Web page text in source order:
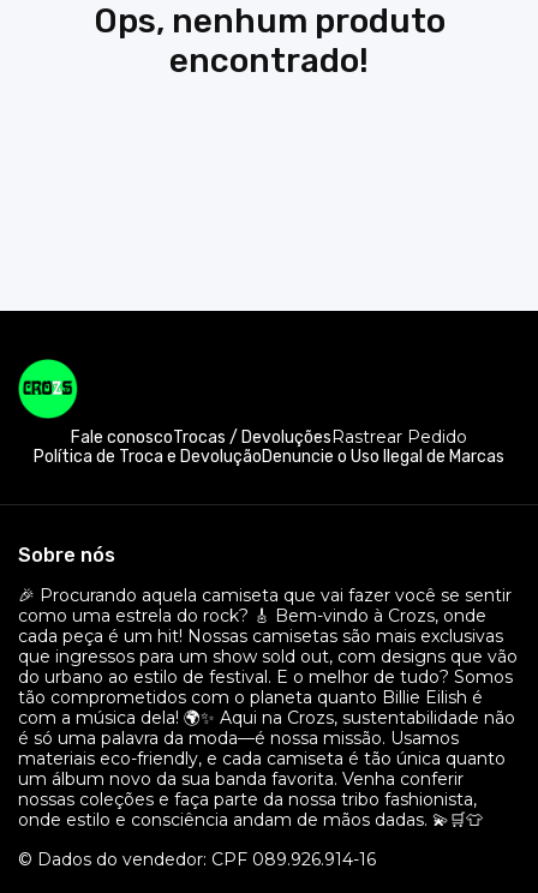
Ops, nenhum produto
encontrado!
Fale conoscoTrocas / DevoluçõesRastrear Pedido
Política de Troca e DevoluçãoDenuncie o Uso Ilegal de Marcas
Sobre nós
🎉 Procurando aquela camiseta que vai fazer você se sentir
como uma estrela do rock? 🎸 Bem-vindo à Crozs, onde
cada peça é um hit! Nossas camisetas são mais exclusivas
que ingressos para um show sold out, com designs que vão
do urbano ao estilo de festival. E o melhor de tudo? Somos
tão comprometidos com o planeta quanto Billie Eilish é
com a música dela! 🌍✨ Aqui na Crozs, sustentabilidade não
é só uma palavra da moda—é nossa missão. Usamos
materiais eco-friendly, e cada camiseta é tão única quanto
um álbum novo da sua banda favorita. Venha conferir
nossas coleções e faça parte da nossa tribo fashionista,
onde estilo e consciência andam de mãos dadas. 💫🛒👕
© Dados do vendedor: CPF 089.926.914-16